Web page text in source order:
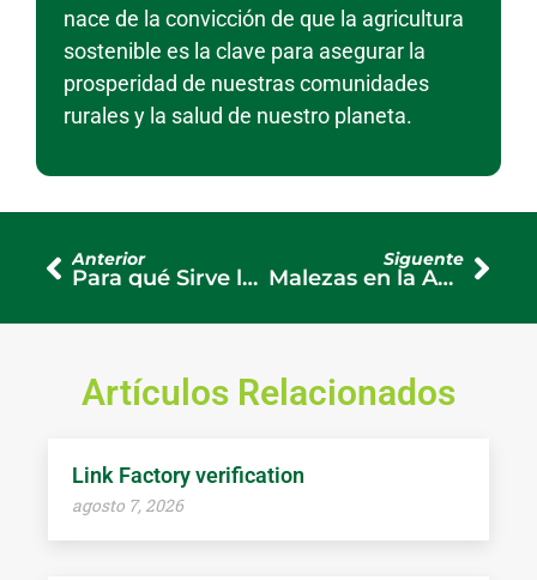
nace de la convicción de que la agricultura
sostenible es la clave para asegurar la
prosperidad de nuestras comunidades
rurales y la salud de nuestro planeta.
Anterior
Para qué Sirve la Mata Ratón: Usos y Beneficios Agrícolas
Siguente
Malezas en la Agricultura: Definición, Tipos y Estrategias de Control
Artículos Relacionados
Link Factory verification
agosto 7, 2026